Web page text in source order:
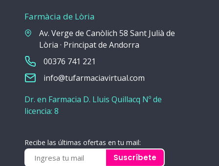
Farmàcia de Lòria
Av. Verge de Canòlich 58 Sant Julià de
Lòria · Principat de Andorra
00376 741 221
info@tufarmaciavirtual.com
Dr. en Farmacia D. Lluis Quillacq Nº de
licencia: 8
Recibe las últimas ofertas en tu mail:
Suscríbete